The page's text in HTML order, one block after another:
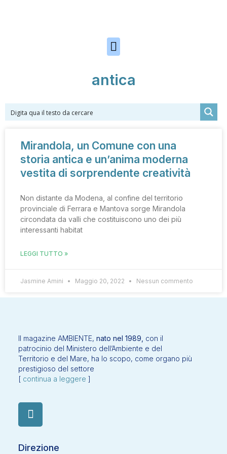
antica
Mirandola, un Comune con una
storia antica e un’anima moderna
vestita di sorprendente creatività
Non distante da Modena, al confine del territorio
provinciale di Ferrara e Mantova sorge Mirandola
circondata da valli che costituiscono uno dei più
interessanti habitat
LEGGI TUTTO »
Jasmine Amini Maggio 20, 2022 Nessun commento
Il magazine AMBIENTE, nato nel 1989, con il
patrocinio del Ministero dell’Ambiente e del
Territorio e del Mare, ha lo scopo, come organo più
prestigioso del settore
[ continua a leggere ]
Direzione